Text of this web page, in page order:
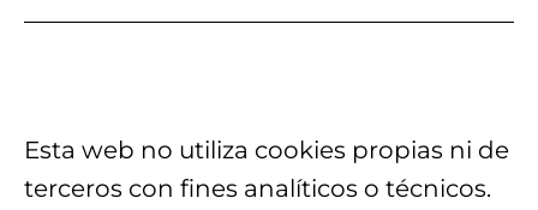
Esta web no utiliza cookies propias ni de
terceros con fines analíticos o técnicos.